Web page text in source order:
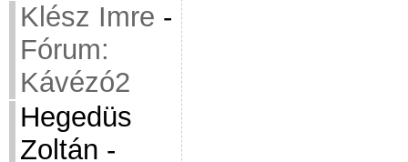
Klész Imre -
Fórum:
Kávézó2
Hegedüs
Zoltán -